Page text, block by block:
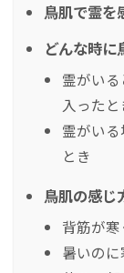
鳥肌で霊を
どんな時に
霊がい
入ったと
霊がい
とき
鳥肌の感じ
背筋が
暑いの